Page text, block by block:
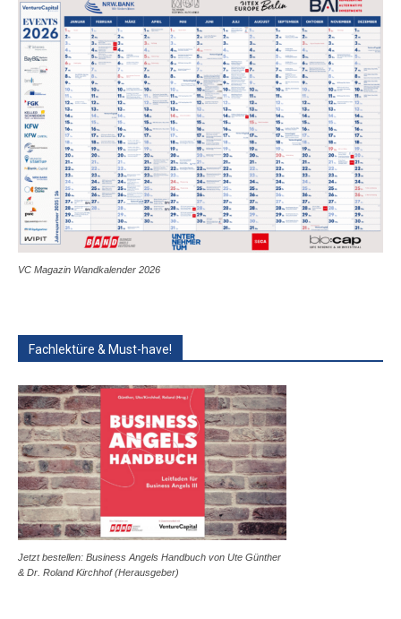
VC Magazin Wandkalender 2026
Fachlektüre & Must-have!
Jetzt bestellen: Business Angels Handbuch von Ute Günther
& Dr. Roland Kirchhof (Herausgeber)